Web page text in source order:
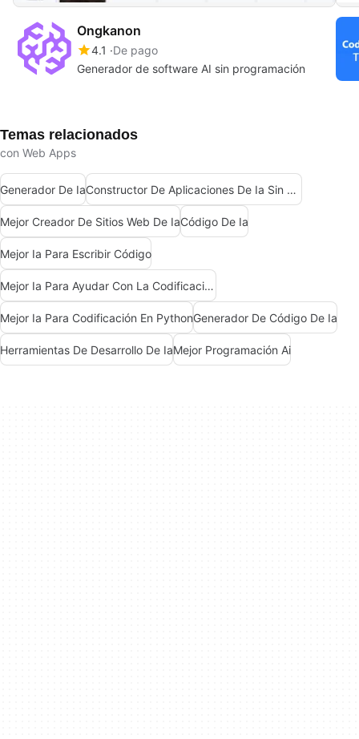
Ongkanon
4.1
De pago
Generador de software AI sin programación
Temas relacionados
con Web Apps
Generador De Ia Constructor De Aplicaciones De Ia Sin Código
Mejor Creador De Sitios Web De IaCódigo De Ia
Mejor Ia Para Escribir Código
Mejor Ia Para Ayudar Con La Codificación
Mejor Ia Para Codificación En PythonGenerador De Código De Ia
Herramientas De Desarrollo De IaMejor Programación Ai